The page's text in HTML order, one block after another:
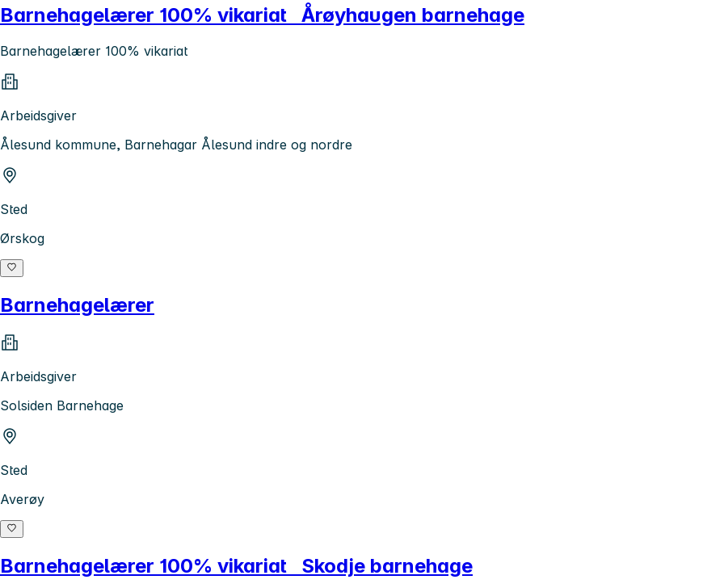
Barnehagelærer 100% vikariat Årøyhaugen barnehage
Barnehagelærer 100% vikariat
Arbeidsgiver
Ålesund kommune, Barnehagar Ålesund indre og nordre
Sted
Ørskog
Barnehagelærer
Arbeidsgiver
Solsiden Barnehage
Sted
Averøy
Barnehagelærer 100% vikariat Skodje barnehage